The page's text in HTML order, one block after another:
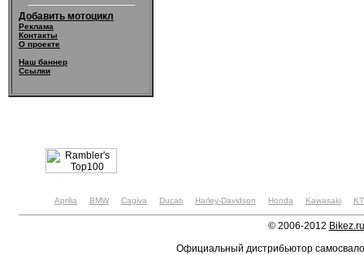
Добавить мотоцикл
Реклама
Контакты
О проекте
Наш баннер
Ссылки
Aprilia BMW Cagiva Ducati Harley-Davidson Honda Kawasaki
© 2006-2012 Bikez.ru
Официальный дистрибьютор